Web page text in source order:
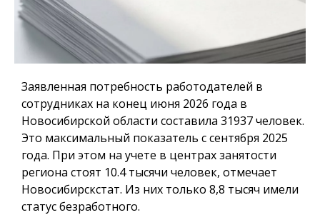
Заявленная потребность работодателей в
сотрудниках на конец июня 2026 года в
Новосибирской области составила 31937 человек.
Это максимальный показатель с сентября 2025
года. При этом на учете в центрах занятости
региона стоят 10.4 тысячи человек, отмечает
Новосибирскстат. Из них только 8,8 тысяч имели
статус безработного.